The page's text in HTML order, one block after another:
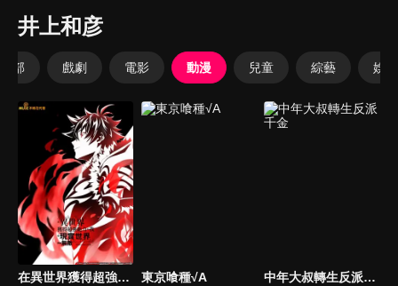
井上和彦
全部 戲劇 電影 動漫 兒童 綜藝 娛樂
在異世界獲得超強能力的我，在現實世界照樣無敵～等級提升改變人生命運～ 東京喰種√A 中年大叔轉生反派千金